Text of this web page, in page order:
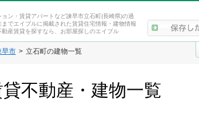
ョン・賃貸アパートなど諫早市立石町(長崎県)の過
までエイブルに掲載された賃貸住宅情報・建物情報
動産賃貸を探すなら、お部屋探しのエイブル
早市 立石町の建物一覧
不動産・建物一覧